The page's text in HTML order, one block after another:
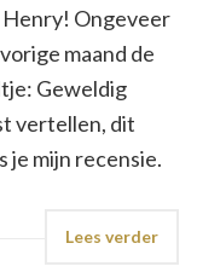
Henry! Ongeveer
maand de
Geweldig
vertellen, dit
je mijn recensie.
Lees verder